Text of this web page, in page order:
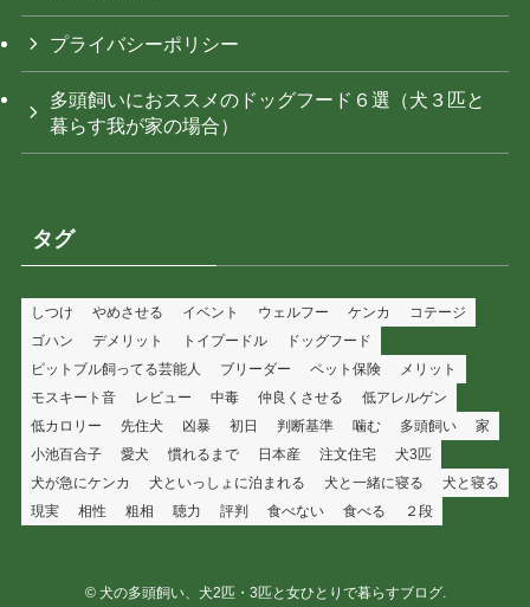
プライバシーポリシー
多頭飼いにおススメのドッグフード６選（犬３匹と
暮らす我が家の場合）
タグ
しつけ やめさせる イベント ウェルフー ケンカ
コテージ
ゴハン
デメリット トイプードル
ドッグフード
ピットブル飼ってる芸能人
ブリーダー ペット保険
メリット
モスキート音
レビュー 中毒 仲良くさせる
低アレルゲン
低カロリー
先住犬 凶暴 初日 判断基準 噛む 多頭飼い
家
小池百合子
愛犬 慣れるまで 日本産 注文住宅
犬3匹
犬が急にケンカ
犬といっしょに泊まれる 犬と一緒に寝る
犬と寝る
現実
相性 粗相 聴力 評判 食べない 食べる ２段
©犬の多頭飼い、犬2匹・3匹と女ひとりで暮らすブログ.